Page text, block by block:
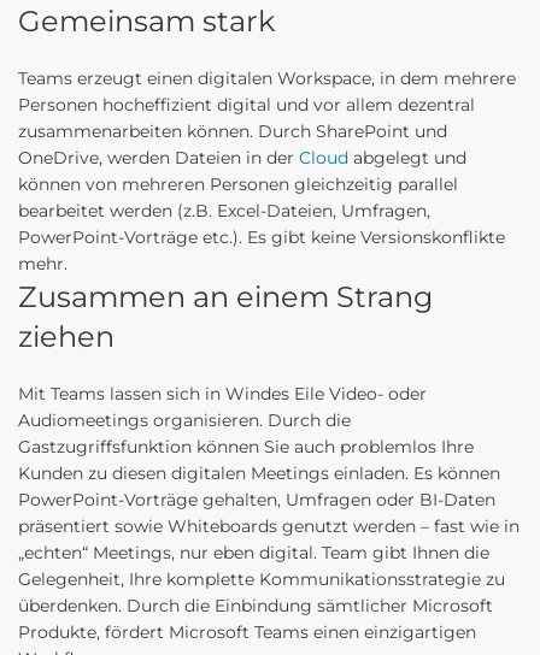
Gemeinsam stark
Teams erzeugt einen digitalen Workspace, in dem mehrere
Personen hocheffizient digital und vor allem dezentral
zusammenarbeiten können. Durch SharePoint und
OneDrive, werden Dateien in der Cloud abgelegt und
können von mehreren Personen gleichzeitig parallel
bearbeitet werden (z.B. Excel-Dateien, Umfragen,
PowerPoint-Vorträge etc.). Es gibt keine Versionskonflikte
mehr.
Zusammen an einem Strang
ziehen
Mit Teams lassen sich in Windes Eile Video- oder
Audiomeetings organisieren. Durch die
Gastzugriffsfunktion können Sie auch problemlos Ihre
Kunden zu diesen digitalen Meetings einladen. Es können
PowerPoint-Vorträge gehalten, Umfragen oder BI-Daten
präsentiert sowie Whiteboards genutzt werden – fast wie in
„echten“ Meetings, nur eben digital. Team gibt Ihnen die
Gelegenheit, Ihre komplette Kommunikationsstrategie zu
überdenken. Durch die Einbindung sämtlicher Microsoft
Produkte, fördert Microsoft Teams einen einzigartigen